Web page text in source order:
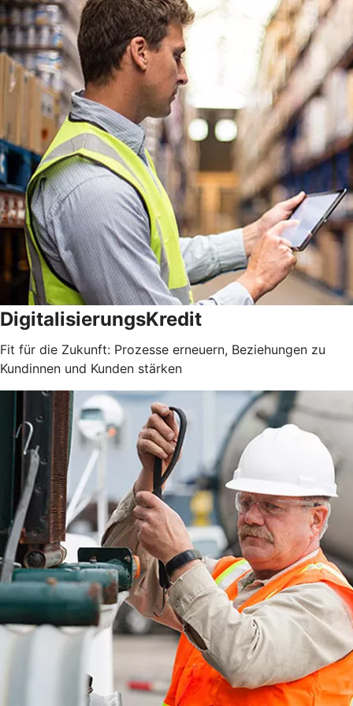
DigitalisierungsKredit
Fit für die Zukunft: Prozesse erneuern, Beziehungen zu
Kundinnen und Kunden stärken